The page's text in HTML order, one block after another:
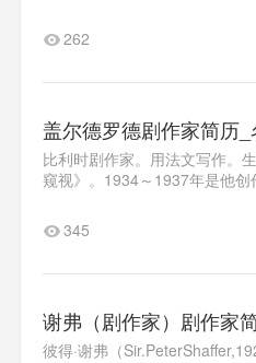
262
盖尔德罗德剧作家简历
比利时剧作家。用法文写作。
窥视》。1934～1937年是他
345
谢弗（剧作家）剧作家
彼得·谢弗（